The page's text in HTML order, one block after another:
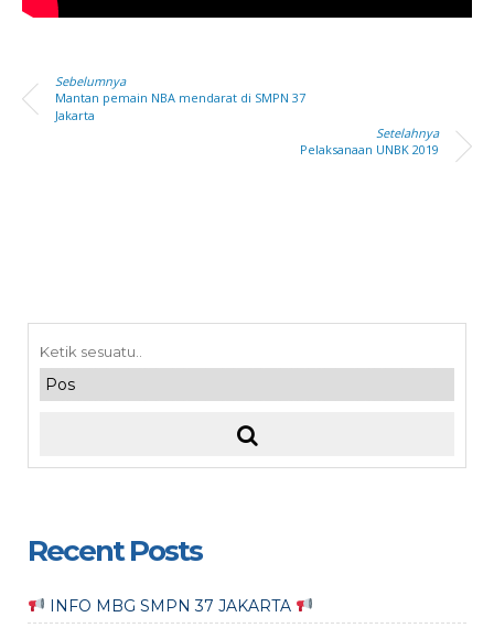
Sebelumnya
Mantan pemain NBA mendarat di SMPN 37
Jakarta
Setelahnya
Pelaksanaan UNBK 2019
Recent Posts
INFO MBG SMPN 37 JAKARTA